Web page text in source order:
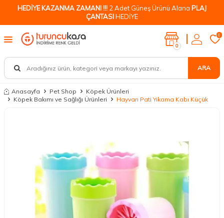
HEDİYE KAZANMA ZAMANI !!! 2 Adet Güneş Ürünü Alana PLAJ
ÇANTASIHEDİYE
ARA
0
0
Anasayfa Pet Shop
Köpek Ürünleri
Köpek Bakımı ve Sağlığı Ürünleri
Hayvan Pati Yıkama Kabı Küçük